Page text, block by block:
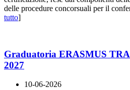
delle procedure concorsuali per il
tutto]
Graduatoria ERASMUS
2027
10-06-2026